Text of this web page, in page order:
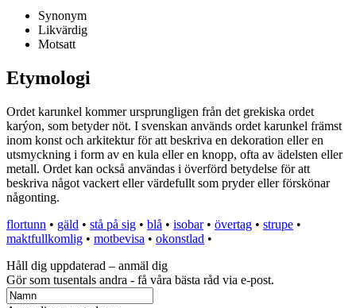
Synonym
Likvärdig
Motsatt
Etymologi
Ordet karunkel kommer ursprungligen från det grekiska ordet
karýon, som betyder nöt. I svenskan används ordet karunkel främst
inom konst och arkitektur för att beskriva en dekoration eller en
utsmyckning i form av en kula eller en knopp, ofta av ädelsten eller
metall. Ordet kan också användas i överförd betydelse för att
beskriva något vackert eller värdefullt som pryder eller förskönar
någonting.
flortunn • gäld • stå på sig • blå • isobar• övertag • strupe •
maktfullkomlig • motbevisa • okonstlad •
Håll dig uppdaterad – anmäl dig
Gör som tusentals andra - få våra bästa råd via e-post.